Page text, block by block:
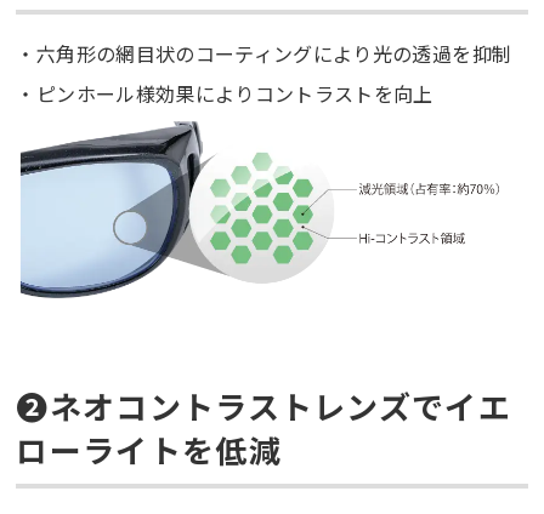
六角形の網目状のコーティングにより光の透過を抑制
ピンホール様効果によりコントラストを向上
❷ネオコントラストレンズでイエ
ローライトを低減